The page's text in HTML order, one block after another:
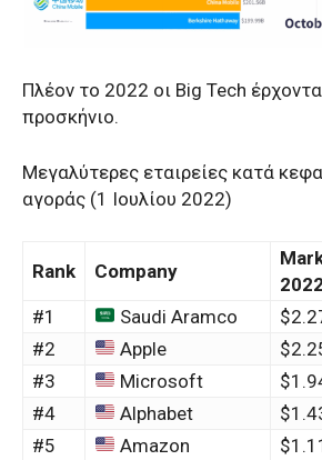
Πλέον το 2022 οι Big Tech
προσκήνιο.
Μεγαλύτερες εταιρείες κατά
αγοράς (1 Ιουλίου 2022)
Rank Company
#1
Saudi Aramco
#2
Apple
#3
Microsoft
#4
Alphabet
#5
Amazon